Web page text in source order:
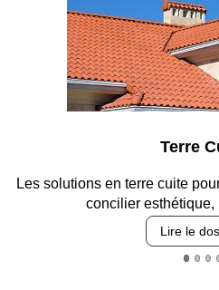
Terre
Les solutions en terre cuite
concilier esthétique,
Lire le